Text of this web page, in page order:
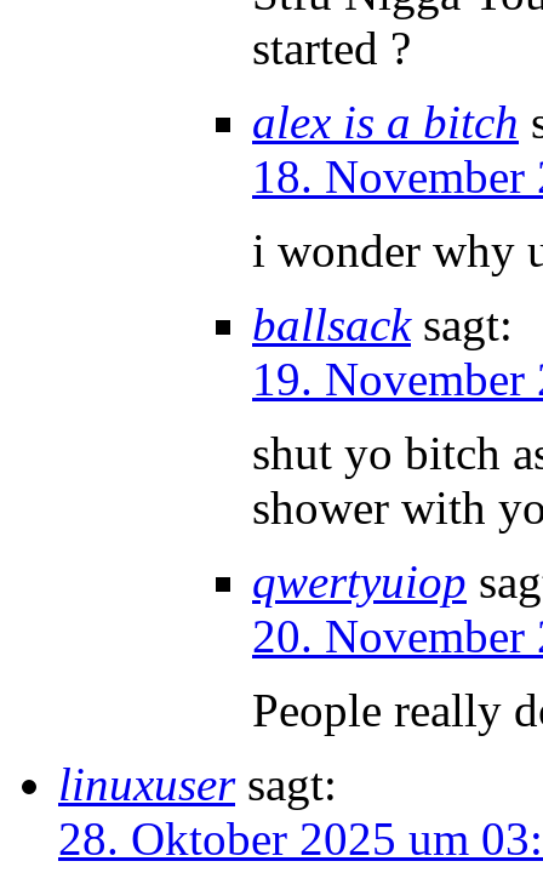
started ?
alex is a bitch
18.
i wonder why
ballsack sagt:
19.
shut yo bitch
shower with
qwertyuiop
20.
People really
linuxuser sagt:
28. Oktober 2025 um